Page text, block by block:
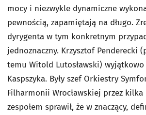
mocy i niezwykle dynamiczne
pewnością, zapamiętają na długo.
dyrygenta w tym konkretnym
jednoznaczny. Krzysztof Penderecki
temu Witold Lutosławski) wyjątkowo
Kaspszyka. Były szef Orkiestry
Filharmonii Wrocławskiej przez kilka
zespołem sprawił, że w znaczący,